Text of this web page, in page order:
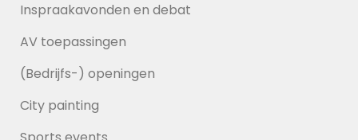
Inspraakavonden en debat
AV toepassingen
(Bedrijfs-) openingen
City painting